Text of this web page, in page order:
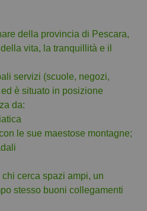
della provincia di Pescara,
vita, la tranquillità e il
servizi (scuole, negozi,
è situato in posizione
da:
le sue maestose montagne;
cerca spazi ampi, un
stesso buoni collegamenti